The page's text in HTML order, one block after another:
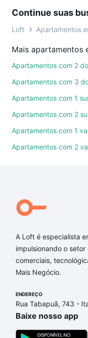
conquistar seu
ou por
imobiliárias te
de imóveis.
Como escolher um
Use barra de
ruas, bairros e até
também pode usar
combinar
Horizonte, MG
Qual o preço de
Aqui na Loft temos
Apartamentos com
José, Belo
as parcelas podem
Se ainda tem
no processo de
quanto custa
Continue suas
Loft Apartamentos
Apartamentos com 2
Apartamentos com 3
Apartamentos com 1
Apartamentos com 2
Apartamentos com 1
Apartamentos com 2
A Loft é especialista
impulsionando o
comerciais,
Mais Negócio.
ENDEREÇO
Rua Tabapuã, 743 -
Baixe nosso app